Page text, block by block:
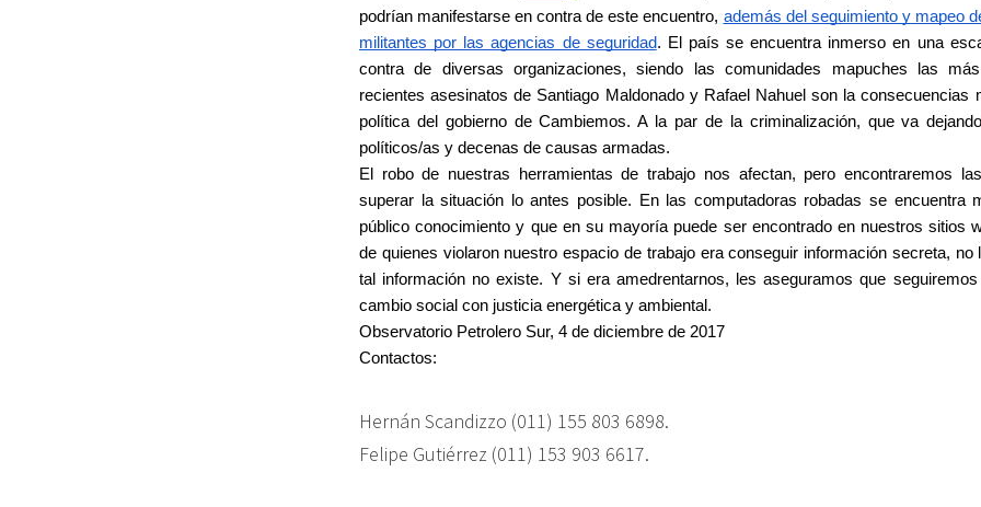
podrían manifestarse en contra de este encuentro, además del seguimiento y mapeo
militantes por las agencias de seguridad. El país se encuentra inmerso en una
contra de diversas organizaciones, siendo las comunidades mapuches las
recientes asesinatos de Santiago Maldonado y Rafael Nahuel son la consecuencias
política del gobierno de Cambiemos. A la par de la criminalización, que va
políticos/as y decenas de causas armadas.
El robo de nuestras herramientas de trabajo nos afectan, pero encontraremos
superar la situación lo antes posible. En las computadoras robadas se encuentra
público conocimiento y que en su mayoría puede ser encontrado en nuestros sitios
de quienes violaron nuestro espacio de trabajo era conseguir información secreta, no
tal información no existe. Y si era amedrentarnos, les aseguramos que
cambio social con justicia energética y ambiental.
Observatorio Petrolero Sur, 4 de diciembre de 2017
Contactos:
Hernán Scandizzo (011) 155 803 6898.
Felipe Gutiérrez (011) 153 903 6617.